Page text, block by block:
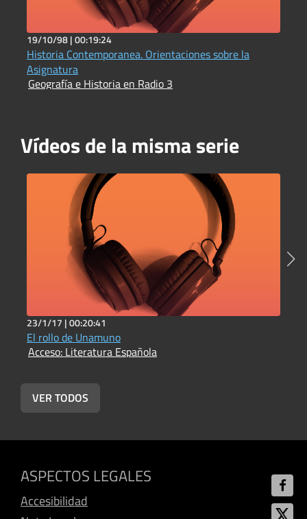
19/10/98 |00:19:24
Historia Contemporanea. Orientaciones sobre la
Asignatura
Geografía e Historia en Radio 3
Vídeos de la misma serie
23/1/17 |00:20:41
El rollo de Unamuno
Acceso: Literatura Española
VER TODOS
ASPECTOS LEGALES
Accesibilidad